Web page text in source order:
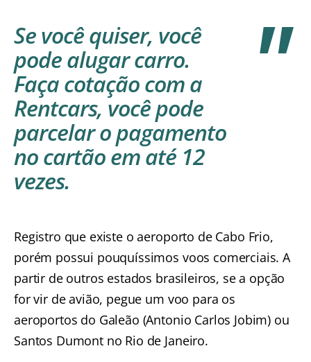
Se você quiser, você
pode alugar carro.
Faça cotação com a
Rentcars, você pode
parcelar o pagamento
no cartão em até 12
vezes.
Registro que existe o aeroporto de Cabo Frio,
porém possui pouquíssimos voos comerciais. A
partir de outros estados brasileiros, se a opção
for vir de avião, pegue um voo para os
aeroportos do Galeão (Antonio Carlos Jobim) ou
Santos Dumont no Rio de Janeiro.